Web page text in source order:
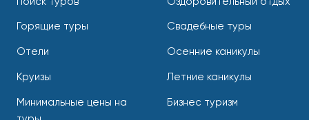
Горящие туры
Отели
Круизы
Минимальные цены на
Свадебные туры
Осенние каникулы
Летние каникулы
Бизнес туризм